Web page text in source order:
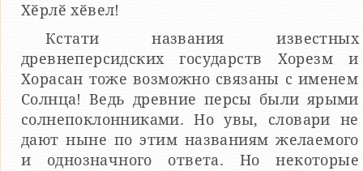
Хӗрлӗ хӗвел!
Кстати названия известных
древнеперсидских государств Хорезм и
Хорасан тоже возможно связаны с именем
Солнца! Ведь древние персы были ярыми
солнепоклонниками. Но увы, словари не
дают ныне по этим названиям желаемого
и однозначного ответа. Но некоторые